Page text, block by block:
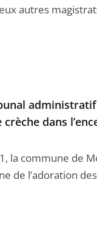
autres
crèche dans
la commune de
de l’adoration